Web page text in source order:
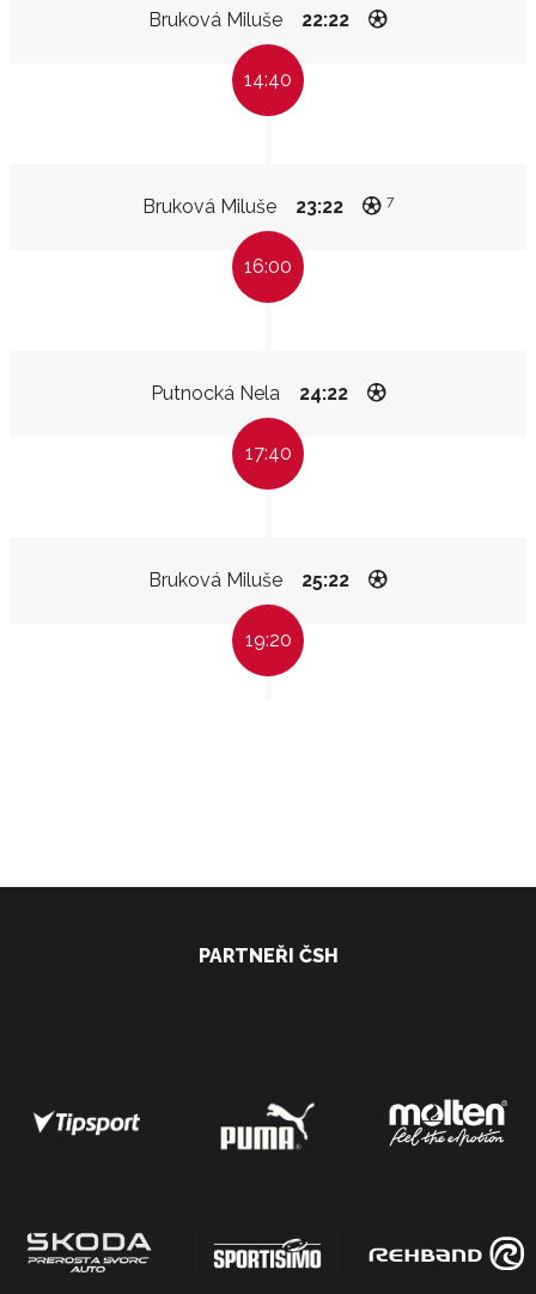
Bruková Miluše 22:22
14:40
Bruková Miluše 23:22 7
16:00
Putnocká Nela 24:22
17:40
Bruková Miluše 25:22
19:20
PARTNEŘI ČSH